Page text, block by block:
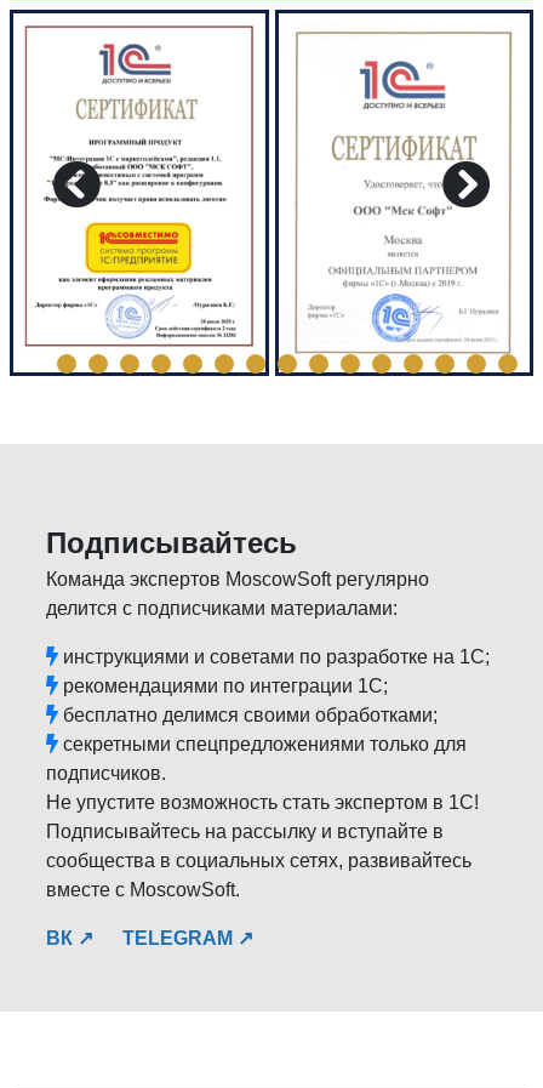
Подписывайтесь
Команда экспертов MoscowSoft регулярно
делится с подписчиками материалами:
инструкциями и советами по разработке на 1С;
рекомендациями по интеграции 1С;
бесплатно делимся своими обработками;
секретными спецпредложениями только для
подписчиков.
Не упустите возможность стать экспертом в 1С!
Подписывайтесь на рассылку и вступайте в
сообщества в социальных сетях, развивайтесь
вместе с MoscowSoft.
ВК ↗ TELEGRAM ↗